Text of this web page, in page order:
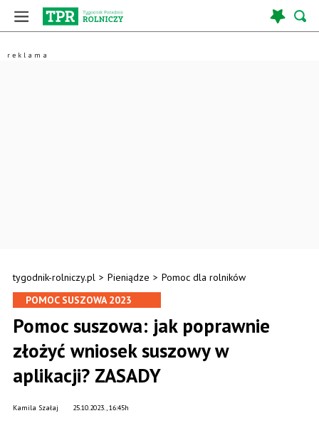
tygodnik-rolniczy.pl > Pieniądze > Pomoc dla rolników
POMOC SUSZOWA 2023
Pomoc suszowa: jak poprawnie
złożyć wniosek suszowy w
aplikacji? ZASADY
25.10.2023., 16:45h
Kamila Szałaj